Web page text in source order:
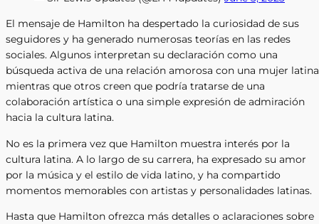
El mensaje de Hamilton ha despertado la curiosidad de sus
seguidores y ha generado numerosas teorías en las redes
sociales. Algunos interpretan su declaración como una
búsqueda activa de una relación amorosa con una mujer
mientras que otros creen que podría tratarse de una
colaboración artística o una simple expresión de admiración
hacia la cultura latina.
No es la primera vez que Hamilton muestra interés por la
cultura latina. A lo largo de su carrera, ha expresado su amor
por la música y el estilo de vida latino, y ha compartido
momentos memorables con artistas y personalidades latinas.
Hasta que Hamilton ofrezca más detalles o aclaraciones sobre